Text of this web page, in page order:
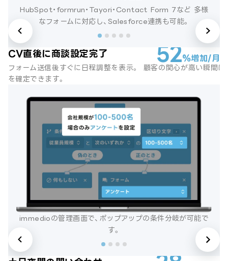
CV直後に商談設定完了
フォーム送信後すぐに日程調整を表示。 顧客の関心が高い瞬間に
を確定できます。
52%増加/月
HubSpot・formrun・Tayori・Contact Form 7など 多様
なフォームに対応し、Salesforce連携も可能。
immedioの管理画面で、ポップアップの条件分岐が可能で
す。